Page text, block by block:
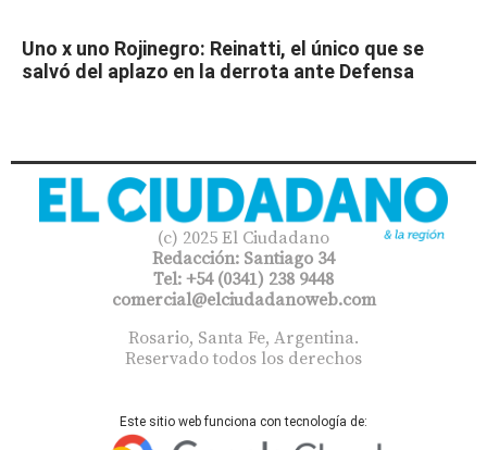
Uno x uno Rojinegro: Reinatti, el único que se
salvó del aplazo en la derrota ante Defensa
(c) 2025 El Ciudadano
Redacción: Santiago 34
Tel: +54 (0341) 238 9448
comercial@elciudadanoweb.com​
Rosario, Santa Fe, Argentina.
Reservado todos los derechos
Este sitio web funciona con tecnología de: